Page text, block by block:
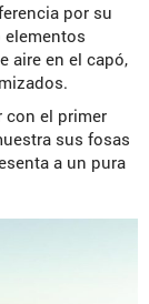
por su
aire en el capó,
con el primer
sus fosas
a un pura